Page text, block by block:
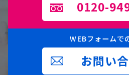
0120-
WEBフォームで
お問い